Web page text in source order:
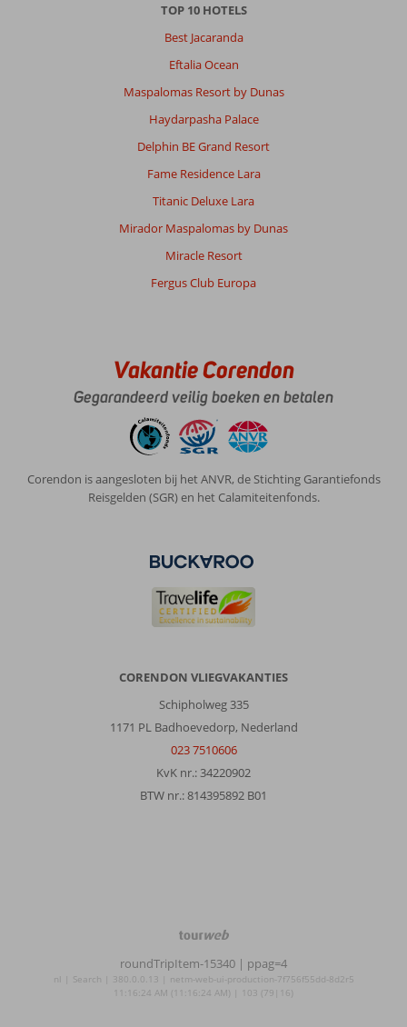
TOP 10 HOTELS
Best Jacaranda
Eftalia Ocean
Maspalomas Resort by Dunas
Haydarpasha Palace
Delphin BE Grand Resort
Fame Residence Lara
Titanic Deluxe Lara
Mirador Maspalomas by Dunas
Miracle Resort
Fergus Club Europa
Vakantie Corendon
Gegarandeerd veilig boeken en betalen
Corendon is aangesloten bij het ANVR, de Stichting Garantiefonds
Reisgelden (SGR) en het Calamiteitenfonds.
CORENDON VLIEGVAKANTIES
Schipholweg 335
1171 PL Badhoevedorp, Nederland
023 7510606
KvK nr.: 34220902
BTW nr.: 814395892 B01
TourWeb
©
NetMatch
roundTripItem-15340 | ppag=4
nl | Search | 380.0.0.13 | netm-web-ui-production-7f756f55dd-8d2r5
11:16:24 AM (11:16:24 AM) | 103 (79|16)